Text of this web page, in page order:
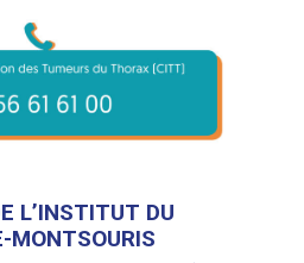
L’INSTITUT DU
MONTSOURIS